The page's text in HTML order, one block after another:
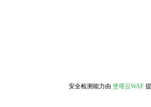
安全检测能力由 堡塔云WAF